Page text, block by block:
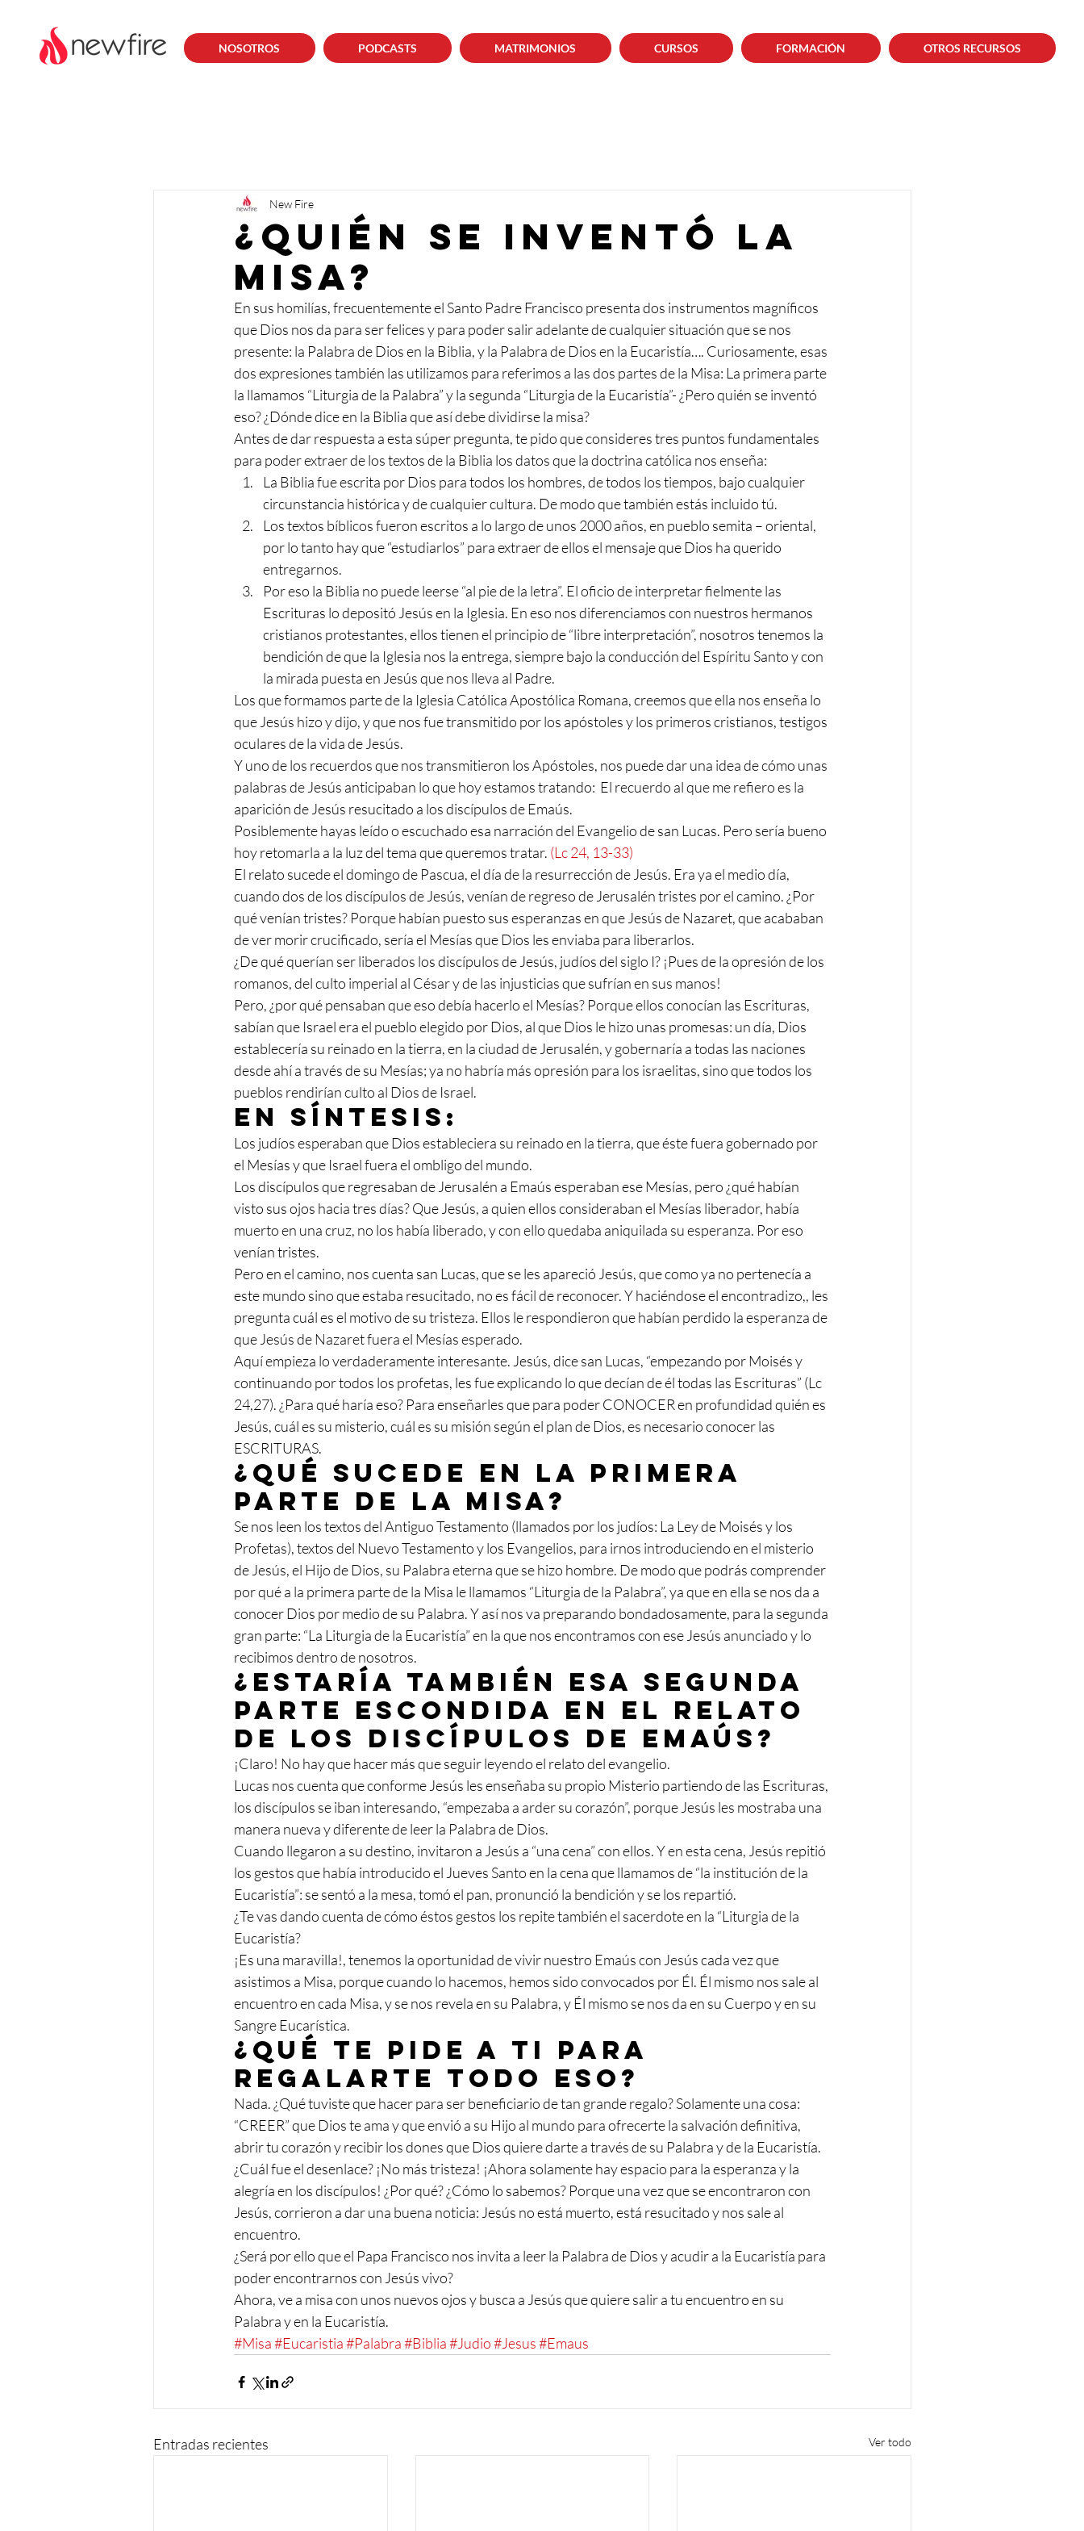
NOSOTROS PODCASTS MATRIMONIOS CURSOS FORMACIÓN OTROS RECURSOS
¿Quién se inventó la
misa?
New Fire
En sus homilías, frecuentemente el Santo Padre Francisco presenta dos instrumentos magníficos
que Dios nos da para ser felices y para poder salir adelante de cualquier situación que se nos
presente: la Palabra de Dios en la Biblia, y la Palabra de Dios en la Eucaristía…. Curiosamente, esas
dos expresiones también las utilizamos para referimos a las dos partes de la Misa: La primera parte
la llamamos “Liturgia de la Palabra” y la segunda “Liturgia de la Eucaristía”- ¿Pero quién se inventó
eso? ¿Dónde dice en la Biblia que así debe dividirse la misa?
Antes de dar respuesta a esta súper pregunta, te pido que consideres tres puntos fundamentales
para poder extraer de los textos de la Biblia los datos que la doctrina católica nos enseña:
La Biblia fue escrita por Dios para todos los hombres, de todos los tiempos, bajo cualquier
circunstancia histórica y de cualquier cultura. De modo que también estás incluido tú.
Los textos bíblicos fueron escritos a lo largo de unos 2000 años, en pueblo semita – oriental,
por lo tanto hay que “estudiarlos” para extraer de ellos el mensaje que Dios ha querido
entregarnos.
Por eso la Biblia no puede leerse “al pie de la letra”. El oficio de interpretar fielmente las
Escrituras lo depositó Jesús en la Iglesia. En eso nos diferenciamos con nuestros hermanos
cristianos protestantes, ellos tienen el principio de “libre interpretación”, nosotros tenemos la
bendición de que la Iglesia nos la entrega, siempre bajo la conducción del Espíritu Santo y con
la mirada puesta en Jesús que nos lleva al Padre.
Los que formamos parte de la Iglesia Católica Apostólica Romana, creemos que ella nos enseña lo
que Jesús hizo y dijo, y que nos fue transmitido por los apóstoles y los primeros cristianos, testigos
oculares de la vida de Jesús.
Y uno de los recuerdos que nos transmitieron los Apóstoles, nos puede dar una idea de cómo unas
palabras de Jesús anticipaban lo que hoy estamos tratando:  El recuerdo al que me refiero es la
aparición de Jesús resucitado a los discípulos de Emaús.
Posiblemente hayas leído o escuchado esa narración del Evangelio de san Lucas. Pero sería bueno
hoy retomarla a la luz del tema que queremos tratar. (Lc 24, 13-33)
El relato sucede el domingo de Pascua, el día de la resurrección de Jesús. Era ya el medio día,
cuando dos de los discípulos de Jesús, venían de regreso de Jerusalén tristes por el camino. ¿Por
qué venían tristes? Porque habían puesto sus esperanzas en que Jesús de Nazaret, que acababan
de ver morir crucificado, sería el Mesías que Dios les enviaba para liberarlos.
¿De qué querían ser liberados los discípulos de Jesús, judíos del siglo I? ¡Pues de la opresión de los
romanos, del culto imperial al César y de las injusticias que sufrían en sus manos!
Pero, ¿por qué pensaban que eso debía hacerlo el Mesías? Porque ellos conocían las Escrituras,
sabían que Israel era el pueblo elegido por Dios, al que Dios le hizo unas promesas: un día, Dios
establecería su reinado en la tierra, en la ciudad de Jerusalén, y gobernaría a todas las naciones
desde ahí a través de su Mesías; ya no habría más opresión para los israelitas, sino que todos los
pueblos rendirían culto al Dios de Israel.
En síntesis:
Los judíos esperaban que Dios estableciera su reinado en la tierra, que éste fuera gobernado por
el Mesías y que Israel fuera el ombligo del mundo.
Los discípulos que regresaban de Jerusalén a Emaús esperaban ese Mesías, pero ¿qué habían
visto sus ojos hacia tres días? Que Jesús, a quien ellos consideraban el Mesías liberador, había
muerto en una cruz, no los había liberado, y con ello quedaba aniquilada su esperanza. Por eso
venían tristes.
Pero en el camino, nos cuenta san Lucas, que se les apareció Jesús, que como ya no pertenecía a
este mundo sino que estaba resucitado, no es fácil de reconocer. Y haciéndose el encontradizo,, les
pregunta cuál es el motivo de su tristeza. Ellos le respondieron que habían perdido la esperanza de
que Jesús de Nazaret fuera el Mesías esperado.
Aquí empieza lo verdaderamente interesante. Jesús, dice san Lucas, “empezando por Moisés y
continuando por todos los profetas, les fue explicando lo que decían de él todas las Escrituras” (Lc
24,27). ¿Para qué haría eso? Para enseñarles que para poder CONOCER en profundidad quién es
Jesús, cuál es su misterio, cuál es su misión según el plan de Dios, es necesario conocer las
ESCRITURAS.
¿Qué sucede en la primera
parte de la Misa?
Se nos leen los textos del Antiguo Testamento (llamados por los judíos: La Ley de Moisés y los
Profetas), textos del Nuevo Testamento y los Evangelios, para irnos introduciendo en el misterio
de Jesús, el Hijo de Dios, su Palabra eterna que se hizo hombre. De modo que podrás comprender
por qué a la primera parte de la Misa le llamamos “Liturgia de la Palabra”, ya que en ella se nos da a
conocer Dios por medio de su Palabra. Y así nos va preparando bondadosamente, para la segunda
gran parte: “La Liturgia de la Eucaristía” en la que nos encontramos con ese Jesús anunciado y lo
recibimos dentro de nosotros.
¿Estaría también esa segunda
parte escondida en el relato
de los discípulos de Emaús?
¡Claro! No hay que hacer más que seguir leyendo el relato del evangelio.
Lucas nos cuenta que conforme Jesús les enseñaba su propio Misterio partiendo de las Escrituras,
los discípulos se iban interesando, “empezaba a arder su corazón”, porque Jesús les mostraba una
manera nueva y diferente de leer la Palabra de Dios.
Cuando llegaron a su destino, invitaron a Jesús a “una cena” con ellos. Y en esta cena, Jesús repitió
los gestos que había introducido el Jueves Santo en la cena que llamamos de “la institución de la
Eucaristía”: se sentó a la mesa, tomó el pan, pronunció la bendición y se los repartió.
¿Te vas dando cuenta de cómo éstos gestos los repite también el sacerdote en la “Liturgia de la
Eucaristía?
¡Es una maravilla!, tenemos la oportunidad de vivir nuestro Emaús con Jesús cada vez que
asistimos a Misa, porque cuando lo hacemos, hemos sido convocados por Él. Él mismo nos sale al
encuentro en cada Misa, y se nos revela en su Palabra, y Él mismo se nos da en su Cuerpo y en su
Sangre Eucarística.
¿Qué te pide a ti para
regalarte todo eso?
Nada. ¿Qué tuviste que hacer para ser beneficiario de tan grande regalo? Solamente una cosa:
“CREER” que Dios te ama y que envió a su Hijo al mundo para ofrecerte la salvación definitiva,
abrir tu corazón y recibir los dones que Dios quiere darte a través de su Palabra y de la Eucaristía.
¿Cuál fue el desenlace? ¡No más tristeza! ¡Ahora solamente hay espacio para la esperanza y la
alegría en los discípulos! ¿Por qué? ¿Cómo lo sabemos? Porque una vez que se encontraron con
Jesús, corrieron a dar una buena noticia: Jesús no está muerto, está resucitado y nos sale al
encuentro.
¿Será por ello que el Papa Francisco nos invita a leer la Palabra de Dios y acudir a la Eucaristía para
poder encontrarnos con Jesús vivo?
Ahora, ve a misa con unos nuevos ojos y busca a Jesús que quiere salir a tu encuentro en su
Palabra y en la Eucaristía.
#Misa#Eucaristia#Palabra#Biblia#Judio#Jesus#Emaus
Entradas recientes Ver todo